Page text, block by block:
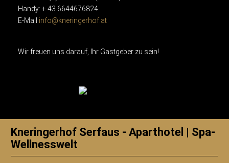
Handy: + 43 6644676824
E-Mail info@kneringerhof.at
Wir freuen uns darauf, Ihr Gastgeber zu sein!
Kneringerhof Serfaus - Aparthotel | Spa-
Wellnesswelt